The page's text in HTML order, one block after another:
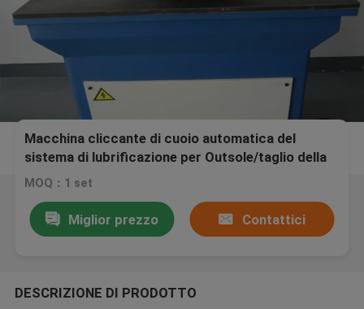
Macchina cliccante di cuoio automatica del
sistema di lubrificazione per Outsole/taglio della
pantofola solo
MOQ：1 set
Miglior prezzo Contattici
DESCRIZIONE DI PRODOTTO